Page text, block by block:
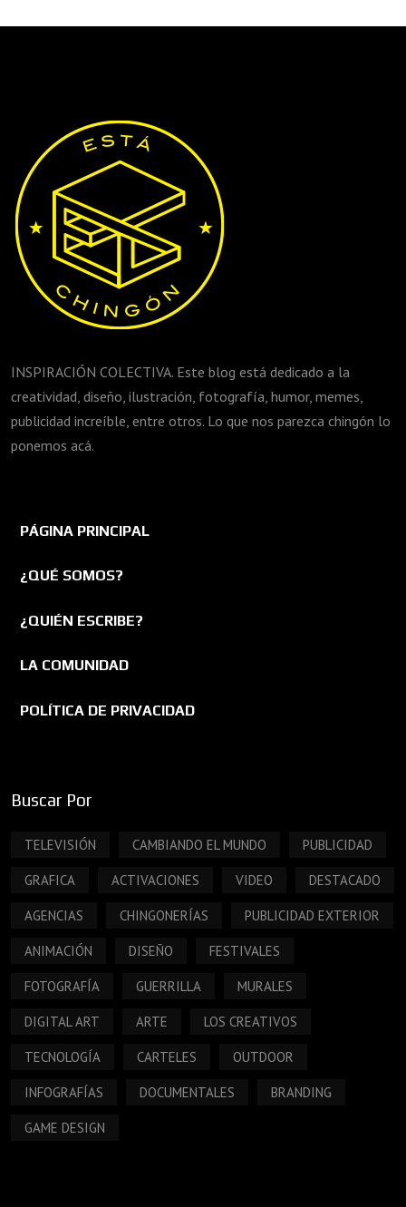
INSPIRACIÓN COLECTIVA. Este blog está dedicado a la
creatividad, diseño, ilustración, fotografía, humor, memes,
publicidad increíble, entre otros. Lo que nos parezca chingón lo
ponemos acá.
PÁGINA PRINCIPAL
¿QUÉ SOMOS?
¿QUIÉN ESCRIBE?
LA COMUNIDAD
POLÍTICA DE PRIVACIDAD
Buscar Por
TELEVISIÓN CAMBIANDO EL MUNDO PUBLICIDAD
GRAFICA ACTIVACIONES VIDEO DESTACADO
AGENCIAS CHINGONERÍAS PUBLICIDAD EXTERIOR
ANIMACIÓN DISEÑO FESTIVALES
FOTOGRAFÍA GUERRILLA MURALES
DIGITAL ART ARTE LOS CREATIVOS
TECNOLOGÍA CARTELES OUTDOOR
INFOGRAFÍAS DOCUMENTALES BRANDING
GAME DESIGN